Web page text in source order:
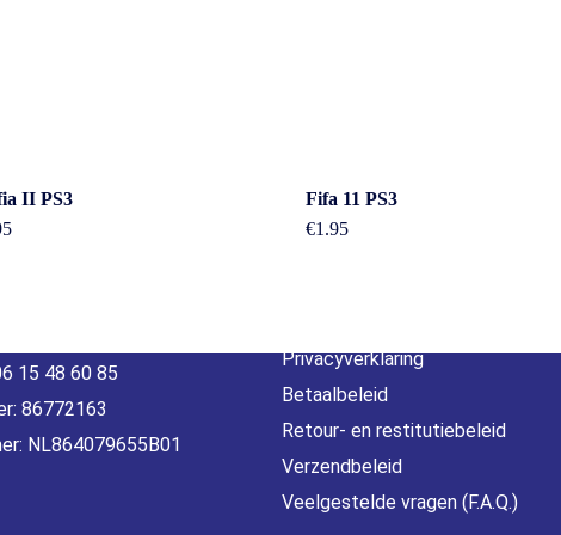
II PS3
Fifa 11 PS3
€1.95
15 48 60 85
86772163
NL864079655B01
Beleid &
voorwaarden
Privacyverklaring
Betaalbeleid
Retour- en restitutiebeleid
Verzendbeleid
Veelgestelde vragen (F.A.Q.)